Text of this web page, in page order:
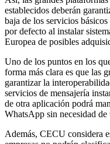
establecidos deberán
baja de los servicios
por defecto al instalar
Europea de posibles
Uno de los puntos en los
forma más clara es que las
garantizar la
servicios de mensajería
de otra aplicación podrá
WhatsApp sin necesidad
Además, CECU considera